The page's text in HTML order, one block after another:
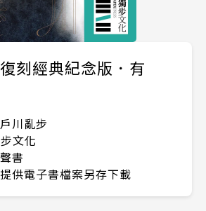
刻經典紀念版．有
川亂步
文化
書
供電子書檔案另存下載